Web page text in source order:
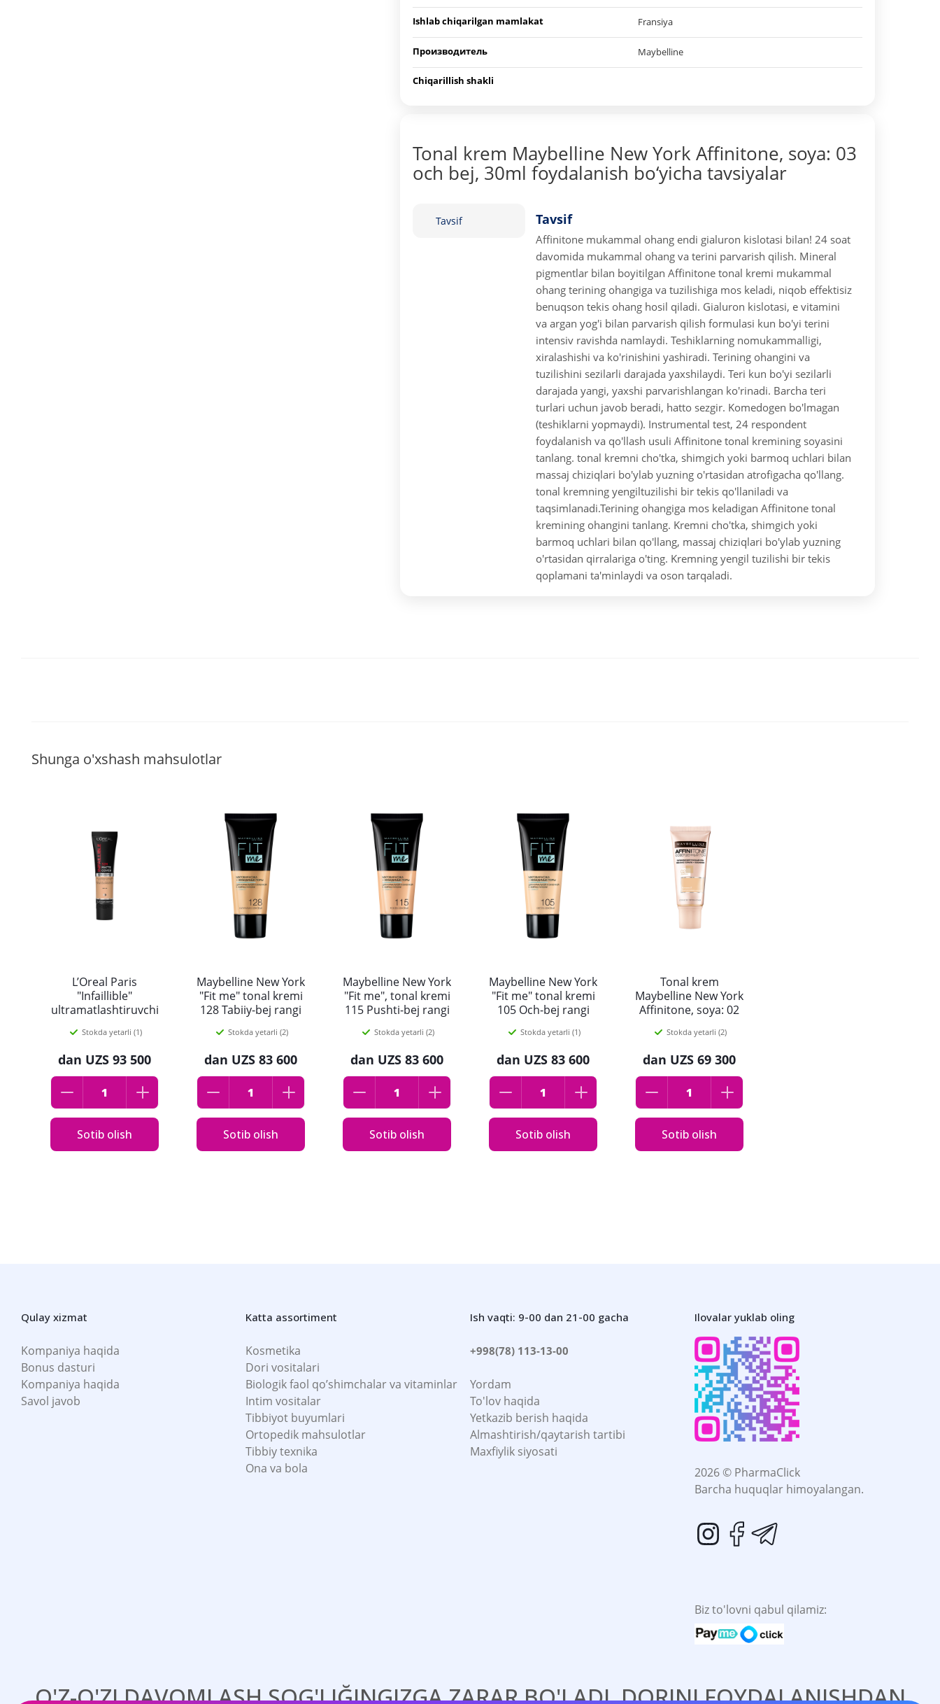
Ishlab chiqarilgan mamlakat Fransiya
Производитель Maybelline
Chiqarillish shakli
Tonal krem Maybelline New York Affinitone, soya: 03
och bej, 30ml foydalanish bo‘yicha tavsiyalar
Tavsif Tavsif
Affinitone mukammal ohang endi gialuron kislotasi bilan! 24 soat
davomida mukammal ohang va terini parvarish qilish. Mineral
pigmentlar bilan boyitilgan Affinitone tonal kremi mukammal
ohang terining ohangiga va tuzilishiga mos keladi, niqob effektisiz
benuqson tekis ohang hosil qiladi. Gialuron kislotasi, e vitamini
va argan yog'i bilan parvarish qilish formulasi kun bo'yi terini
intensiv ravishda namlaydi. Teshiklarning nomukammalligi,
xiralashishi va ko'rinishini yashiradi. Terining ohangini va
tuzilishini sezilarli darajada yaxshilaydi. Teri kun bo'yi sezilarli
darajada yangi, yaxshi parvarishlangan ko'rinadi. Barcha teri
turlari uchun javob beradi, hatto sezgir. Komedogen bo'lmagan
(teshiklarni yopmaydi). Instrumental test, 24 respondent
foydalanish va qo'llash usuli Affinitone tonal kremining soyasini
tanlang. tonal kremni cho'tka, shimgich yoki barmoq uchlari bilan
massaj chiziqlari bo'ylab yuzning o'rtasidan atrofigacha qo'llang.
tonal kremning yengiltuzilishi bir tekis qo'llaniladi va
taqsimlanadi.Terining ohangiga mos keladigan Affinitone tonal
kremining ohangini tanlang. Kremni cho'tka, shimgich yoki
barmoq uchlari bilan qo'llang, massaj chiziqlari bo'ylab yuzning
o'rtasidan qirralariga o'ting. Kremning yengil tuzilishi bir tekis
qoplamani ta'minlaydi va oson tarqaladi.
Shunga o'xshash mahsulotlar
L’Oreal Paris
"Infaillible"
ultramatlashtiruvchi
rang, 30 ml
Stokda yetarli (1)
dan UZS 93 500
Sotib olish
Maybelline New York
"Fit me" tonal kremi
128 Tabiiy-bej rangi
Stokda yetarli (2)
dan UZS 83 600
Sotib olish
Maybelline New York
"Fit me", tonal kremi
115 Pushti-bej rangi
Stokda yetarli (2)
dan UZS 83 600
Sotib olish
Maybelline New York
"Fit me" tonal kremi
105 Och-bej rangi
Stokda yetarli (1)
dan UZS 83 600
Sotib olish
Tonal krem
Maybelline New York
Affinitone, soya: 02
Stokda yetarli (2)
dan UZS 69 300
Sotib olish
Qulay xizmat
Kompaniya haqida
Bonus dasturi
Kompaniya haqida
Savol javob
Katta assortiment
Kosmetika
Dori vositalari
Biologik faol qo’shimchalar va vitaminlar
Intim vositalar
Tibbiyot buyumlari
Ortopedik mahsulotlar
Tibbiy texnika
Ona va bola
Ish vaqti: 9-00 dan 21-00 gacha
+998(78) 113-13-00
Yordam
To'lov haqida
Yetkazib berish haqida
Almashtirish/qaytarish tartibi
Maxfiylik siyosati
Ilovalar yuklab oling
2026 © PharmaClick
Barcha huquqlar himoyalangan.
Biz to'lovni qabul qilamiz:
O'Z-O'ZI DAVOMLASH SOG'LIĞINGIZGA ZARAR BO'LADI. DORINI FOYDALANISHDAN